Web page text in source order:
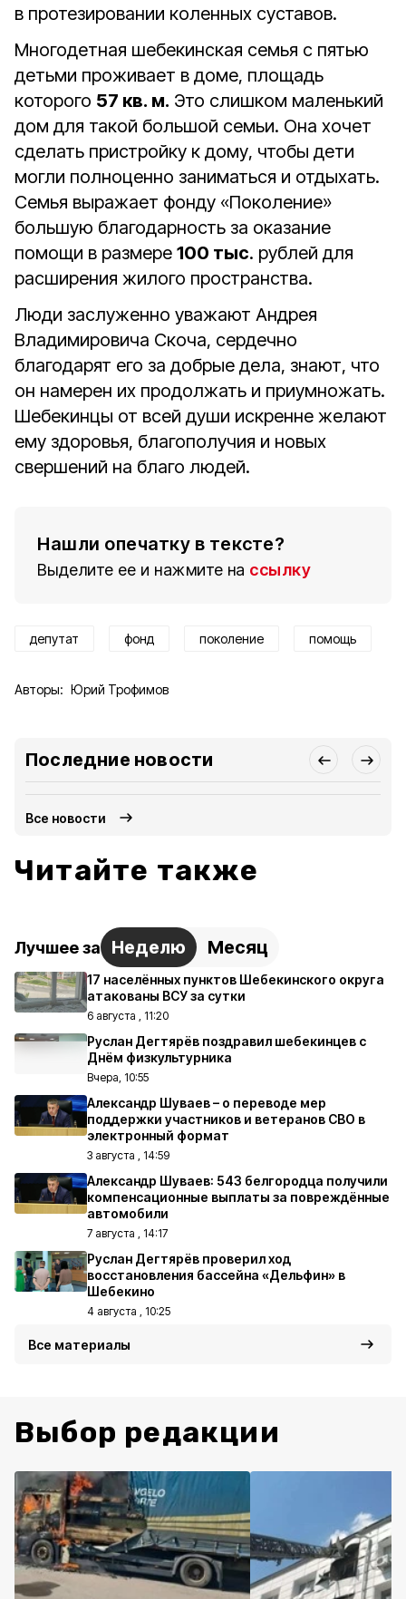
в протезировании коленных суставов.
Многодетная шебекинская семья с пятью
детьми проживает в доме, площадь
которого 57 кв. м. Это слишком маленький
дом для такой большой семьи. Она хочет
сделать пристройку к дому, чтобы дети
могли полноценно заниматься и отдыхать.
Семья выражает фонду «Поколение»
большую благодарность за оказание
помощи в размере 100 тыс. рублей для
расширения жилого пространства.
Люди заслуженно уважают Андрея
Владимировича Скоча, сердечно
благодарят его за добрые дела, знают, что
он намерен их продолжать и приумножать.
Шебекинцы от всей души искренне желают
ему здоровья, благополучия и новых
свершений на благо людей.
Нашли опечатку в тексте?
Выделите ее и нажмите на ссылку
депутат фонд поколение помощь
Авторы: Юрий Трофимов
Последние новости
Все новости
Читайте также
Лучшее за Неделю Месяц
17 населённых пунктов Шебекинского округа
атакованы ВСУ за сутки
6 августа , 11:20
Руслан Дегтярёв поздравил шебекинцев с
Днём физкультурника
Вчера, 10:55
Александр Шуваев – о переводе мер
поддержки участников и ветеранов СВО в
электронный формат
3 августа , 14:59
Александр Шуваев: 543 белгородца получили
компенсационные выплаты за повреждённые
автомобили
7 августа , 14:17
Руслан Дегтярёв проверил ход
восстановления бассейна «Дельфин» в
Шебекино
4 августа , 10:25
Все материалы
Выбор редакции